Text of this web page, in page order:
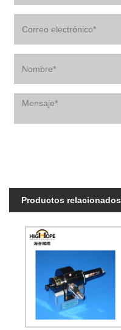
Productos relacionados